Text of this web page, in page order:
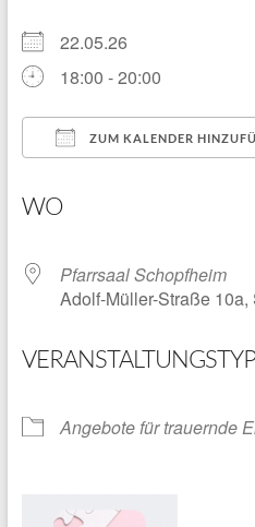
22.05.26
18:00 - 20:00
ZUM KALENDER
WO
Pfarrsaal Schopfheim
Adolf-Müller-Straße
VERANSTALTUNGSTYP
Angebote für trauernde